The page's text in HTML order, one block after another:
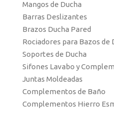
Mangos de Ducha
Barras Deslizantes
Brazos Ducha Pared
Rociadores para Bazos de
Soportes de Ducha
Sifones Lavabo y
Juntas Moldeadas
Complementos de Baño
Complementos Hierro